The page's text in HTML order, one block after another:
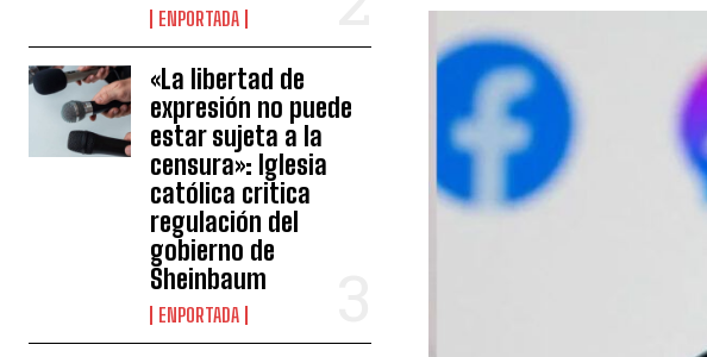
ENPORTADA
«La libertad de
expresión no puede
estar sujeta a la
censura»: Iglesia
católica critica
regulación del
gobierno de
Sheinbaum
ENPORTADA